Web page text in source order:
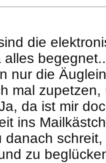
die
alles
nur die
mal
da ist mir
ins
danach
zu